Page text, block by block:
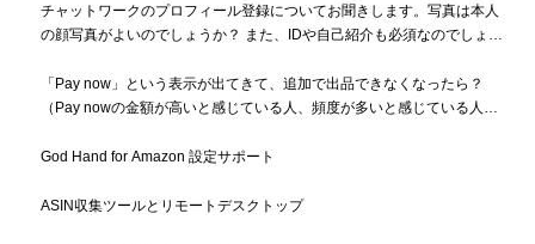
チャットワークのプロフィール登録についてお聞きします。写真は本人
の顔写真がよいのでしょうか？ また、IDや自己紹介も必須なのでしょう
「Pay now」という表示が出てきて、追加で出品できなくなったら？
（Pay nowの金額が高いと感じている人、頻度が多いと感じている人も
God Hand for Amazon 設定サポート
ASIN収集ツールとリモートデスクトップ